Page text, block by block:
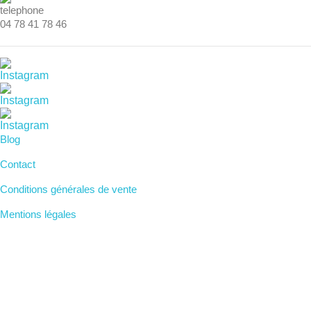
04 78 41 78 46
Blog
Contact
Conditions générales de vente
Mentions légales